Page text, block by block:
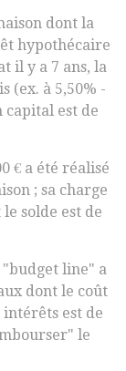
dont la
hypothécaire
il y a 7 ans, la
(ex. à 5,50% -
capital est de
€ a été réalisé
; sa charge
solde est de
line" a
dont le coût
intérêts est de
le